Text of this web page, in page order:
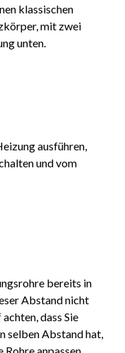
klassischen
mit zwei
unten.
ausführen,
und vom
bereits in
Abstand nicht
dass Sie
selben Abstand hat,